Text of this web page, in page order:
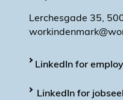
Lerchesgade 35,
LinkedIn for
LinkedIn for